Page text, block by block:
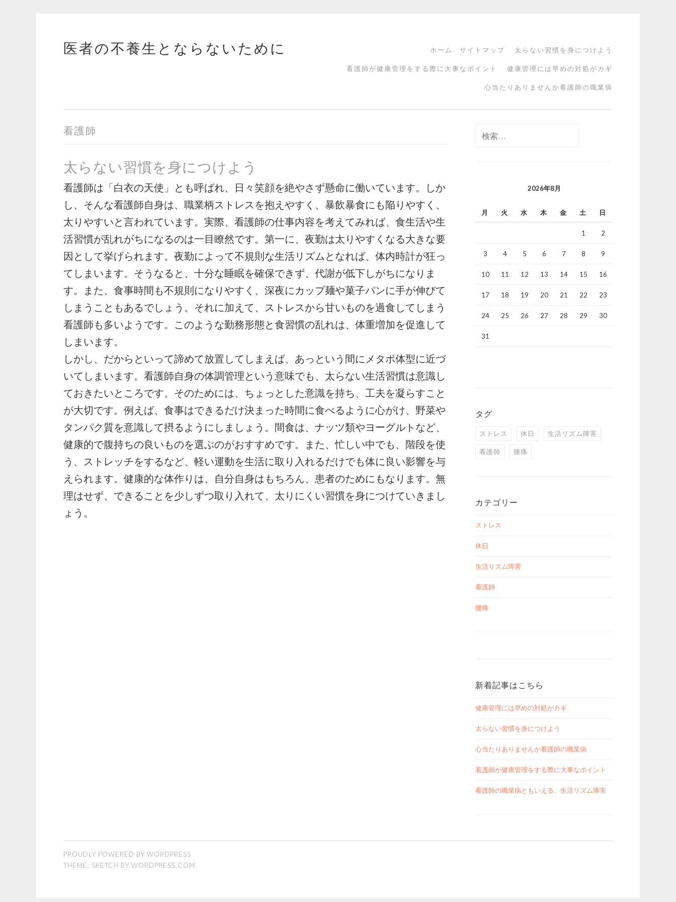
コ
ス
プ
医者の不養生とならないために ホーム サイトマップ 太らない習慣を身につけよう
看護師が健康管理をする際に大事なポイント 健康管理には早めの対処がカギ
心当たりありませんか看護師の職業病
看護師
太らない習慣を身につけよう
看護師は「白衣の天使」とも呼ばれ、日々笑顔を絶やさず懸命に働いています。しか
し、そんな看護師自身は、職業柄ストレスを抱えやすく、暴飲暴食にも陥りやすく、
太りやすいと言われています。実際、看護師の仕事内容を考えてみれば、食生活や生
活習慣が乱れがちになるのは一目瞭然です。第一に、夜勤は太りやすくなる大きな要
因として挙げられます。夜勤によって不規則な生活リズムとなれば、体内時計が狂っ
てしまいます。そうなると、十分な睡眠を確保できず、代謝が低下しがちになりま
す。また、食事時間も不規則になりやすく、深夜にカップ麺や菓子パンに手が伸びて
しまうこともあるでしょう。それに加えて、ストレスから甘いものを過食してしまう
看護師も多いようです。このような勤務形態と食習慣の乱れは、体重増加を促進して
しまいます。
しかし、だからといって諦めて放置してしまえば、あっという間にメタボ体型に近づ
いてしまいます。看護師自身の体調管理という意味でも、太らない生活習慣は意識し
ておきたいところです。そのためには、ちょっとした意識を持ち、工夫を凝らすこと
が大切です。例えば、食事はできるだけ決まった時間に食べるように心がけ、野菜や
タンパク質を意識して摂るようにしましょう。間食は、ナッツ類やヨーグルトなど、
健康的で腹持ちの良いものを選ぶのがおすすめです。また、忙しい中でも、階段を使
う、ストレッチをするなど、軽い運動を生活に取り入れるだけでも体に良い影響を与
えられます。健康的な体作りは、自分自身はもちろん、患者のためにもなります。無
理はせず、できることを少しずつ取り入れて、太りにくい習慣を身につけていきまし
ょう。
2026年8月
月 火 水 木 金 土 日
1 2
3 4 5 6 7 8 9
10 11 12 13 14 15 16
17 18 19 20 21 22 23
24 25 26 27 28 29 30
31
タグ
ストレス 休日 生活リズム障害
看護師 腰痛
カテゴリー
ストレス
休日
生活リズム障害
看護師
腰痛
新着記事はこちら
健康管理には早めの対処がカギ
太らない習慣を身につけよう
心当たりありませんか看護師の職業病
看護師が健康管理をする際に大事なポイント
看護師の職業病ともいえる、生活リズム障害
PROUDLY POWERED BY WORDPRESS
THEME: SKETCH BY WORDPRESS.COM